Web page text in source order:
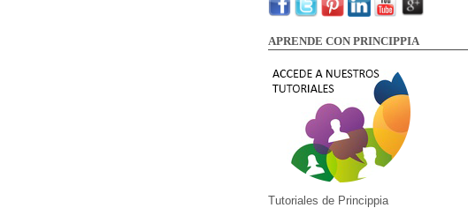
APRENDE CON PRINCIPPIA
Tutoriales de Princippia